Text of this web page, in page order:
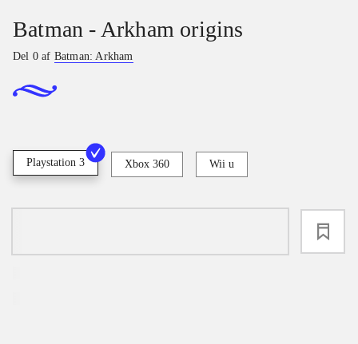
Batman - Arkham origins
Del 0 af Batman: Arkham
Playstation 3 Xbox 360 Wii u